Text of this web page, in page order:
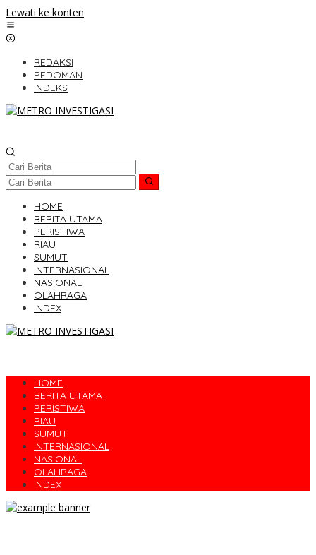
Lewati ke konten
REDAKSI
PEDOMAN
INDEKS
HOME
BERITA UTAMA
PERISTIWA
RIAU
SUMUT
INTERNASIONAL
NASIONAL
OLAHRAGA
INDEX
HOME
BERITA UTAMA
PERISTIWA
RIAU
SUMUT
INTERNASIONAL
NASIONAL
OLAHRAGA
INDEX